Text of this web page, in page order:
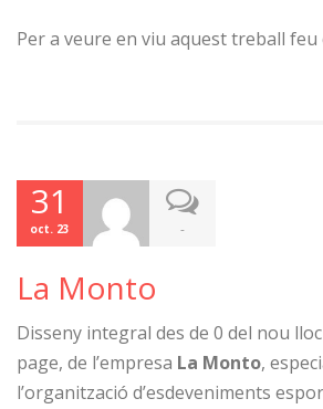
Per a veure en viu aquest treball feu
31
oct. 23 -
La Monto
Disseny integral des de 0 del nou
page, de l’empresa La Monto,
l’organització d’esdeveniments